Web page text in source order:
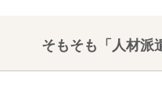
そもそも「人材派